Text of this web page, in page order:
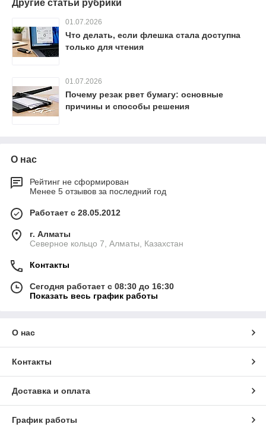
Другие статьи рубрики
01.07.2026
Что делать, если флешка стала доступна
только для чтения
01.07.2026
Почему резак рвет бумагу: основные
причины и способы решения
О нас
Рейтинг не сформирован
Менее 5 отзывов за последний год
Работает с 28.05.2012
г. Алматы
Северное кольцо 7, Алматы, Казахстан
Контакты
Сегодня работает с 08:30 до 16:30
Показать весь график работы
О нас
Контакты
Доставка и оплата
График работы